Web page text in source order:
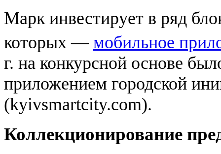
Марк инвестирует в ряд
которых — мобильное
г. на конкурсной основе
приложением городской
(kyivsmartcity.com).
Коллекционирование